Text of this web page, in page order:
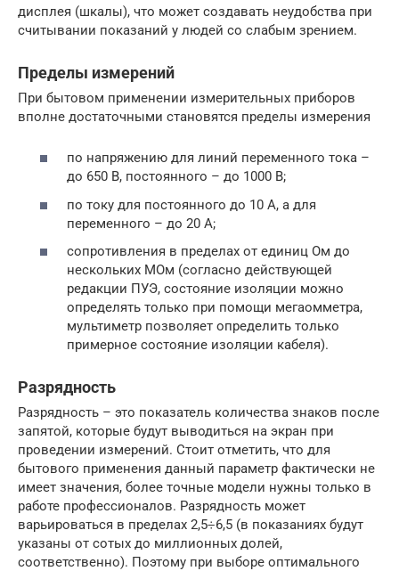
дисплея (шкалы), что может создавать неудобства при
считывании показаний у людей со слабым зрением.
Пределы измерений
При бытовом применении измерительных приборов
вполне достаточными становятся пределы измерения
по напряжению для линий переменного тока –
до 650 В, постоянного – до 1000 В;
по току для постоянного до 10 А, а для
переменного – до 20 А;
сопротивления в пределах от единиц Ом до
нескольких МОм (согласно действующей
редакции ПУЭ, состояние изоляции можно
определять только при помощи мегаомметра,
мультиметр позволяет определить только
примерное состояние изоляции кабеля).
Разрядность
Разрядность – это показатель количества знаков после
запятой, которые будут выводиться на экран при
проведении измерений. Стоит отметить, что для
бытового применения данный параметр фактически не
имеет значения, более точные модели нужны только в
работе профессионалов. Разрядность может
варьироваться в пределах 2,5÷6,5 (в показаниях будут
указаны от сотых до миллионных долей,
соответственно). Поэтому при выборе оптимального